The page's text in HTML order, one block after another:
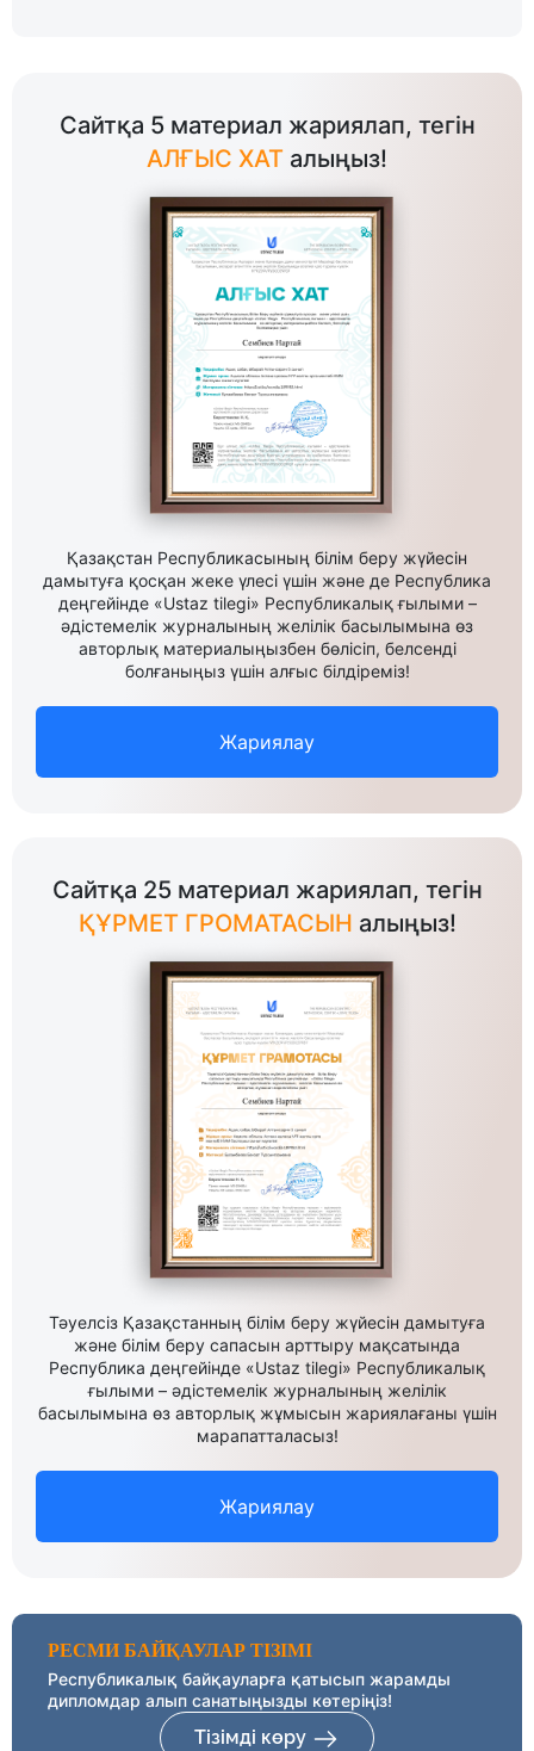
Сайтқа 5 материал жариялап, тегін
АЛҒЫС ХАТ алыңыз!
Қазақстан Республикасының білім беру жүйесін
дамытуға қосқан жеке үлесі үшін және де Республика
деңгейінде «Ustaz tilegi» Республикалық ғылыми –
әдістемелік журналының желілік басылымына өз
авторлық материалыңызбен бөлісіп, белсенді
болғаныңыз үшін алғыс білдіреміз!
Жариялау
Сайтқа 25 материал жариялап, тегін
ҚҰРМЕТ ГРОМАТАСЫН алыңыз!
Тәуелсіз Қазақстанның білім беру жүйесін дамытуға
және білім беру сапасын арттыру мақсатында
Республика деңгейінде «Ustaz tilegi» Республикалық
ғылыми – әдістемелік журналының желілік
басылымына өз авторлық жұмысын жариялағаны үшін
марапатталасыз!
Жариялау
РЕСМИ БАЙҚАУЛАР ТІЗІМІ
Республикалық байқауларға қатысып жарамды
дипломдар алып санатыңызды көтеріңіз!
Тізімді көру